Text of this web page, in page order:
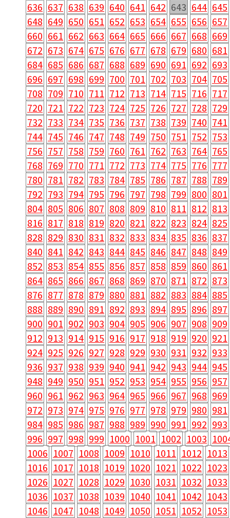
636 637 638 639 640 641 642 643 644 645
648 649 650 651 652 653 654 655 656 657
660 661 662 663 664 665 666 667 668 669
672 673 674 675 676 677 678 679 680 681
684 685 686 687 688 689 690 691 692 693
696 697 698 699 700 701 702 703 704 705
708 709 710 711 712 713 714 715 716 717
720 721 722 723 724 725 726 727 728 729
732 733 734 735 736 737 738 739 740 741
744 745 746 747 748 749 750 751 752 753
756 757 758 759 760 761 762 763 764 765
768 769 770 771 772 773 774 775 776 777
780 781 782 783 784 785 786 787 788 789
792 793 794 795 796 797 798 799 800 801
804 805 806 807 808 809 810 811 812 813
816 817 818 819 820 821 822 823 824 825
828 829 830 831 832 833 834 835 836 837
840 841 842 843 844 845 846 847 848 849
852 853 854 855 856 857 858 859 860 861
864 865 866 867 868 869 870 871 872 873
876 877 878 879 880 881 882 883 884 885
888 889 890 891 892 893 894 895 896 897
900 901 902 903 904 905 906 907 908 909
912 913 914 915 916 917 918 919 920 921
924 925 926 927 928 929 930 931 932 933
936 937 938 939 940 941 942 943 944 945
948 949 950 951 952 953 954 955 956 957
960 961 962 963 964 965 966 967 968 969
972 973 974 975 976 977 978 979 980 981
984 985 986 987 988 989 990 991 992 993
996 997 998 999 1000 1001 1002 1003
1006 1007 1008 1009 1010 1011 1012 1013
1016 1017 1018 1019 1020 1021 1022 1023
1026 1027 1028 1029 1030 1031 1032 1033
1036 1037 1038 1039 1040 1041 1042 1043
1046 1047 1048 1049 1050 1051 1052 1053